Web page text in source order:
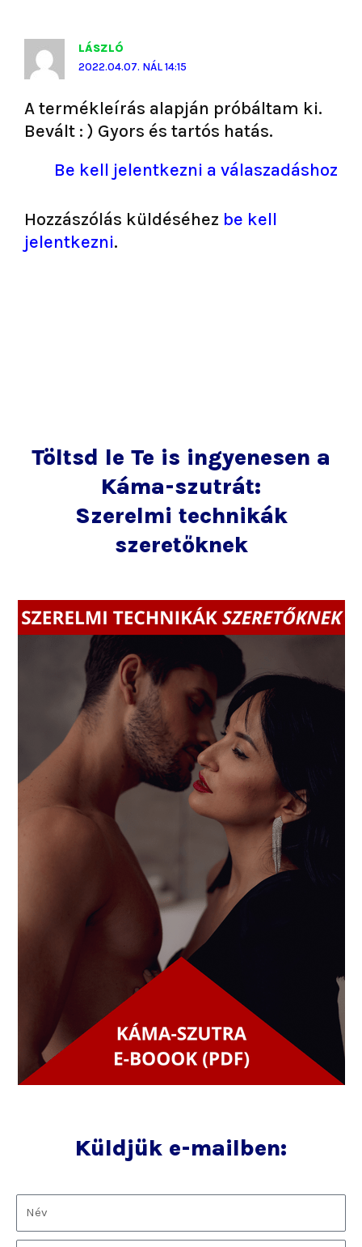
LÁSZLÓ
2022.04.07. NÁL 14:15
A termékleírás alapján próbáltam ki.
Bevált : ) Gyors és tartós hatás.
Be kell jelentkezni a válaszadáshoz
Hozzászólás küldéséhez be kell
jelentkezni.
Töltsd le Te is ingyenesen a
Káma-szutrát:
Szerelmi technikák
szeretőknek
Küldjük e-mailben: